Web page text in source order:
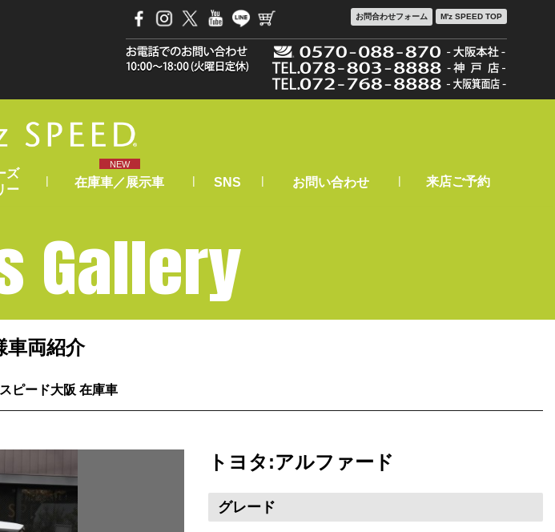
お問合わせフォーム M'z SPEED TOP
ズ
ー
|
NEW
在庫車／展示車 | SNS | お問い合わせ | 来店ご予約
Gallery
車両紹介
ピード大阪 在庫車
トヨタ:アルファード
グレード